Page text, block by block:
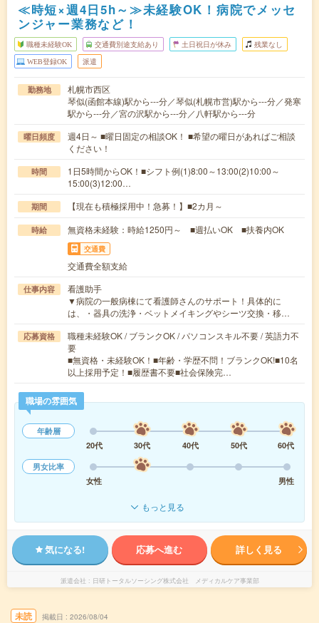
≪時短×週4日5h～≫未経験OK！病院でメッセ
ンジャー業務など！
職種未経験OK 交通費別途支給あり 土日祝日が休み 残業なし
WEB登録OK 派遣
勤務地
札幌市西区
琴似(函館本線)駅から---分／琴似(札幌市営)駅から---分／発寒
駅から---分／宮の沢駅から---分／八軒駅から---分
曜日頻度
週4日～ ■曜日固定の相談OK！ ■希望の曜日があればご相談
ください！
時間
1日5時間からOK！■シフト例(1)8:00～13:00(2)10:00～
15:00(3)12:00…
期間 【現在も積極採用中！急募！】■2カ月～
時給 無資格未経験：時給1250円～ ■週払いOK ■扶養内OK
交通費
交通費全額支給
仕事内容
看護助手
▼病院の一般病棟にて看護師さんのサポート！具体的に
は、・器具の洗浄・ベットメイキングやシーツ交換・移…
応募資格
職種未経験OK / ブランクOK / パソコンスキル不要 / 英語力不
要
■無資格・未経験OK！■年齢・学歴不問！ブランクOK!■10名
以上採用予定！■履歴書不要■社会保険完…
職場の雰囲気
年齢層
20代
30代 40代 50代
60代
男女比率
女性
男性
もっと見る
気になる! 応募へ進む 詳しく見る
派遣会社 日研トータルソーシング株式会社 メディカルケア事業部
未読 掲載日 2026/08/04